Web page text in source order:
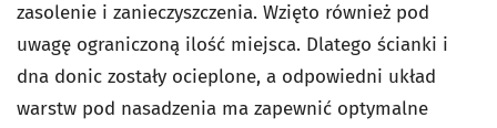
zasolenie i zanieczyszczenia. Wzięto również pod
uwagę ograniczoną ilość miejsca. Dlatego ścianki i
dna donic zostały ocieplone, a odpowiedni układ
warstw pod nasadzenia ma zapewnić optymalne